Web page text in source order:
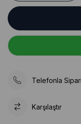
Telefonla
Karşılaştır